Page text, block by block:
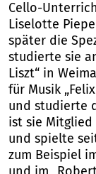
Cello-
Liselotte
später die
studierte sie
Liszt“ in
für Musik
und studierte
ist sie Mitglied
und spielte
zum Beispiel